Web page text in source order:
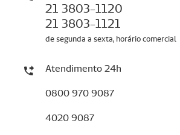
21 3803-1120
21 3803-1121
de segunda a sexta, horário comercial
Atendimento 24h
0800 970 9087
4020 9087